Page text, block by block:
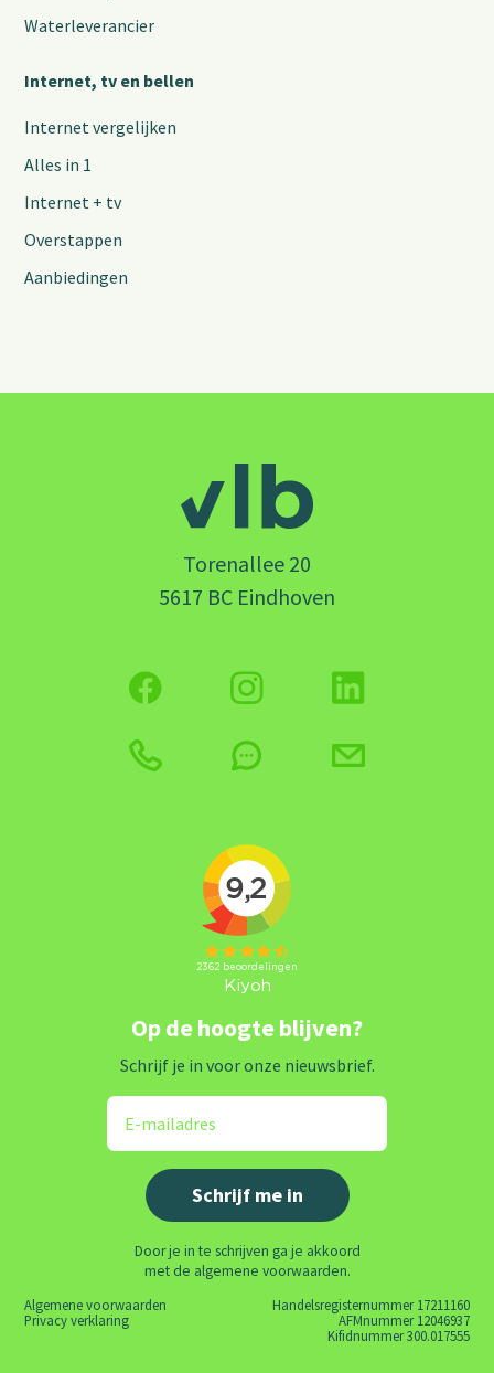
Waterleverancier
Internet, tv en bellen
Internet vergelijken
Alles in 1
Internet + tv
Overstappen
Aanbiedingen
Torenallee 20
5617 BC Eindhoven
Op de hoogte blijven?
Schrijf je in voor onze nieuwsbrief.
Door je in te schrijven ga je akkoord
met de algemene voorwaarden.
Algemene voorwaarden
Privacy verklaring
Handelsregisternummer 17211160
AFMnummer 12046937
Kifidnummer 300.017555